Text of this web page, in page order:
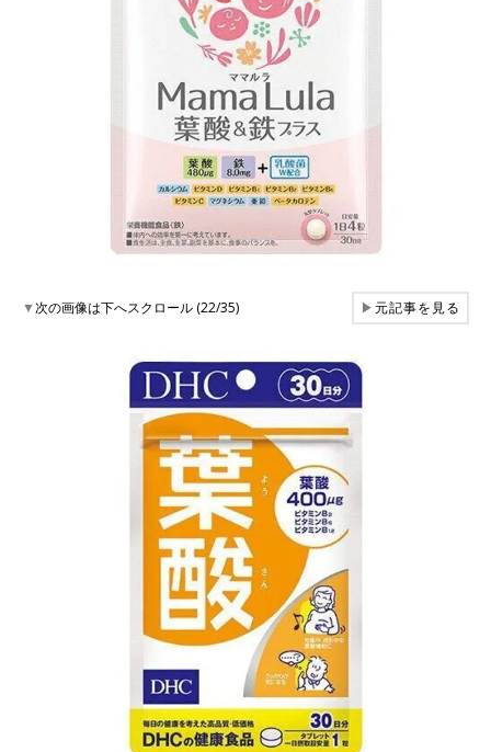
▼次の画像は下へスクロール (22/35) ▶元記事を見る